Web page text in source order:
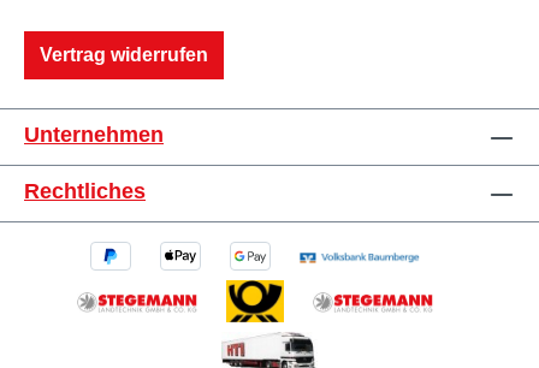
Vertrag widerrufen
Unternehmen
Rechtliches